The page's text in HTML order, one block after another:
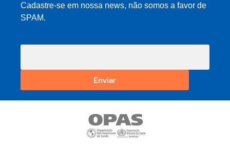
Cadastre-se em nossa news, não somos a favor de
SPAM.
Enviar